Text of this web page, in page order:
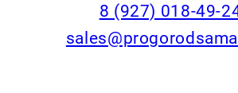
8 (927) 018-49-